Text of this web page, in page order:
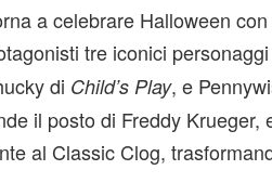
a celebrare Halloween
tre iconici
di Child’s Play, e
il posto di Freddy
al Classic Clog,